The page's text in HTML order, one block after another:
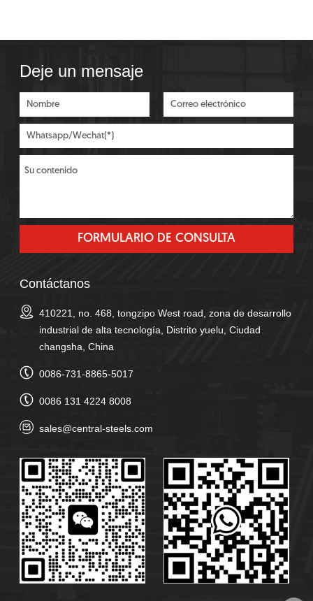
Deje un mensaje
Contáctanos
410221, no. 468, tongzipo West road, zona de desarrollo
industrial de alta tecnología, Distrito yuelu, Ciudad
changsha, China
0086-731-8865-5017
0086 131 4224 8008
sales@central-steels.com